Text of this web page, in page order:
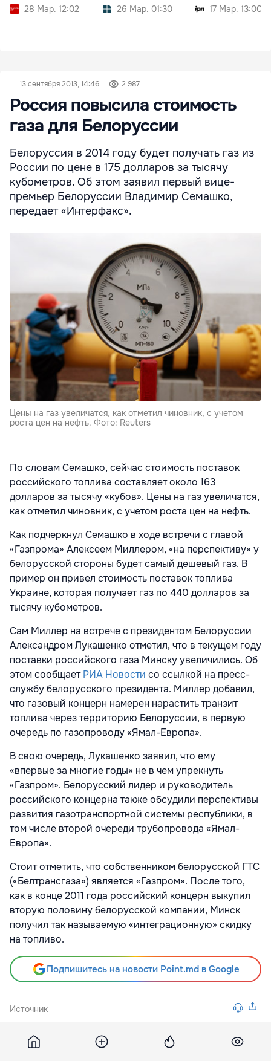
28 Мар. 12:02
26 Мар. 01:30
17 Мар. 13:00
13 сентября 2013, 14:46 2 987
Россия повысила стоимость
газа для Белоруссии
Белоруссия в 2014 году будет получать газ из
России по цене в 175 долларов за тысячу
кубометров. Об этом заявил первый вице-
премьер Белоруссии Владимир Семашко,
передает «Интерфакс».
Цены на газ увеличатся, как отметил чиновник, с учетом
роста цен на нефть. Фото: Reuters
По словам Семашко, сейчас стоимость поставок
российского топлива составляет около 163
долларов за тысячу «кубов». Цены на газ увеличатся,
как отметил чиновник, с учетом роста цен на нефть.
Как подчеркнул Семашко в ходе встречи с главой
«Газпрома» Алексеем Миллером, «на перспективу» у
белорусской стороны будет самый дешевый газ. В
пример он привел стоимость поставок топлива
Украине, которая получает газ по 440 долларов за
тысячу кубометров.
Сам Миллер на встрече с президентом Белоруссии
Александром Лукашенко отметил, что в текущем году
поставки российского газа Минску увеличились. Об
этом сообщаетРИА Новости со ссылкой на пресс-
службу белорусского президента. Миллер добавил,
что газовый концерн намерен нарастить транзит
топлива через территорию Белоруссии, в первую
очередь по газопроводу «Ямал-Европа».
В свою очередь, Лукашенко заявил, что ему
«впервые за многие годы» не в чем упрекнуть
«Газпром». Белорусский лидер и руководитель
российского концерна также обсудили перспективы
развития газотранспортной системы республики, в
том числе второй очереди трубопровода «Ямал-
Европа».
Стоит отметить, что собственником белорусской ГТС
(«Белтрансгаза») является «Газпром». После того,
как в конце 2011 года российский концерн выкупил
вторую половину белорусской компании, Минск
получил так называемую «интеграционную» скидку
на топливо.
Подпишитесь на новости Point.md в Google
Источник